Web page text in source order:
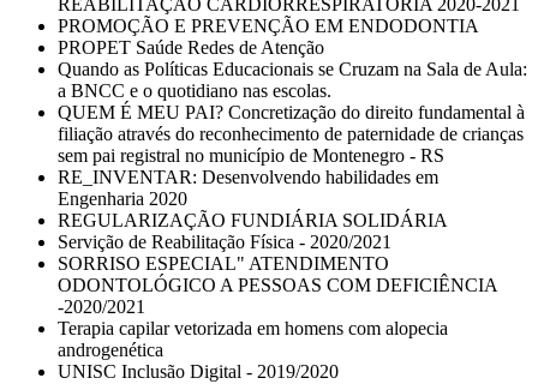
REABILITAÇÃO CARDIORRESPIRATÓRIA 2020-2021
PROMOÇÃO E PREVENÇÃO EM ENDODONTIA
PROPET Saúde Redes de Atenção
Quando as Políticas Educacionais se Cruzam na Sala de Aula:
a BNCC e o quotidiano nas escolas.
QUEM É MEU PAI? Concretização do direito fundamental à
filiação através do reconhecimento de paternidade de crianças
sem pai registral no município de Montenegro - RS
RE_INVENTAR: Desenvolvendo habilidades em
Engenharia 2020
REGULARIZAÇÃO FUNDIÁRIA SOLIDÁRIA
Servição de Reabilitação Física - 2020/2021
SORRISO ESPECIAL" ATENDIMENTO
ODONTOLÓGICO A PESSOAS COM DEFICIÊNCIA
-2020/2021
Terapia capilar vetorizada em homens com alopecia
androgenética
UNISC Inclusão Digital - 2019/2020